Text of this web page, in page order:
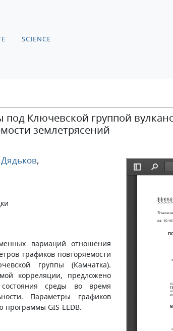
SCIENCE
под Ключевской группой
землетрясений
,
вариаций отношения
графиков повторяемости
группы (Камчатка).
корреляции, предложено
среды во время
Параметры графиков
GIS-EEDB.